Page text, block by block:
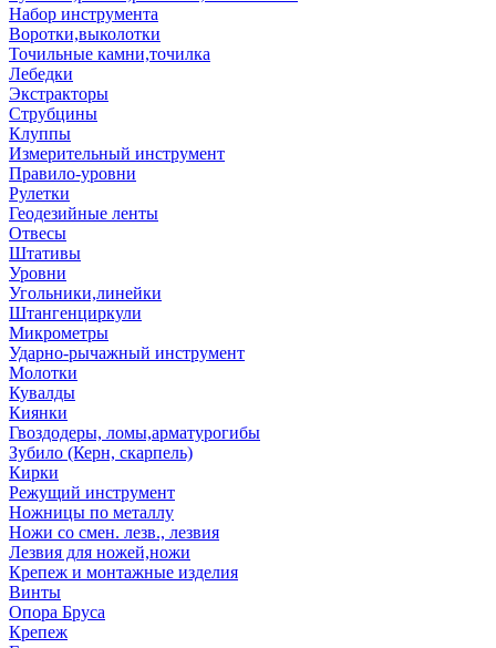
Набор инструмента
Воротки,выколотки
Точильные камни,точилка
Лебедки
Экстракторы
Струбцины
Клуппы
Измерительный инструмент
Правило-уровни
Рулетки
Геодезийные ленты
Отвесы
Штативы
Уровни
Угольники,линейки
Штангенциркули
Микрометры
Ударно-рычажный инструмент
Молотки
Кувалды
Киянки
Гвоздодеры, ломы,арматурогибы
Зубило (Керн, скарпель)
Кирки
Режущий инструмент
Ножницы по металлу
Ножи со смен. лезв., лезвия
Лезвия для ножей,ножи
Крепеж и монтажные изделия
Винты
Опора Бруса
Крепеж